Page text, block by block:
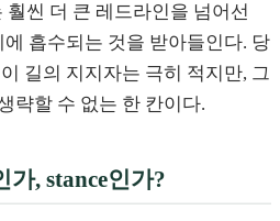
씬 더 큰 레드라인을 넘어선
흡수되는 것을 받아들인다. 당
길의 지지자는 극히 적지만, 그
략할 수 없는 한 칸이다.
, stance인가?